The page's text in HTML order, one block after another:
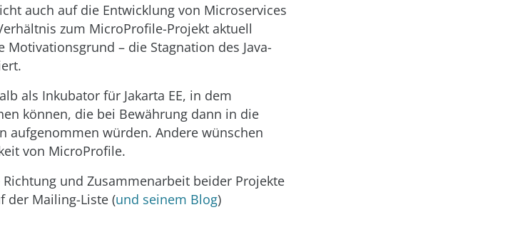
auch auf die Entwicklung von Microservices
zum MicroProfile-Projekt aktuell
– die Stagnation des Java-
als Inkubator für Jakarta EE, in dem
können, die bei Bewährung dann in die
aufgenommen würden. Andere wünschen
von MicroProfile.
und Zusammenarbeit beider Projekte
der Mailing-Liste (und seinem Blog)